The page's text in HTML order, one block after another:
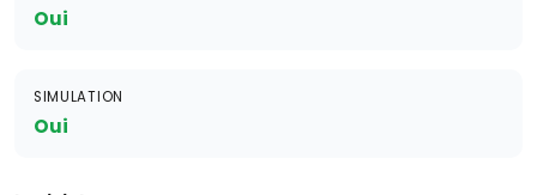
Oui
SIMULATION
Oui